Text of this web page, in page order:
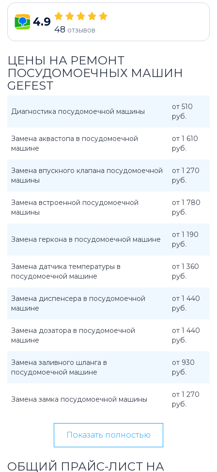
4.9
48 отзывов
ЦЕНЫ НА РЕМОНТ
ПОСУДОМОЕЧНЫХ МАШИН
GEFEST
Диагностика посудомоечной машины
от 510
руб.
Замена аквастопа в посудомоечной
машине
от 1 610
руб.
Замена впускного клапана посудомоечной
машины
от 1 270
руб.
Замена встроенной посудомоечной
машины
от 1 780
руб.
Замена геркона в посудомоечной машине
от 1 190
руб.
Замена датчика температуры в
посудомоечной машине
от 1 360
руб.
Замена диспенсера в посудомоечной
машине
от 1 440
руб.
Замена дозатора в посудомоечной
машине
от 1 440
руб.
Замена заливного шланга в
посудомоечной машине
от 930
руб.
Замена замка посудомоечной машины
от 1 270
руб.
Показать полностью
ОБЩИЙ ПРАЙС-ЛИСТ НА